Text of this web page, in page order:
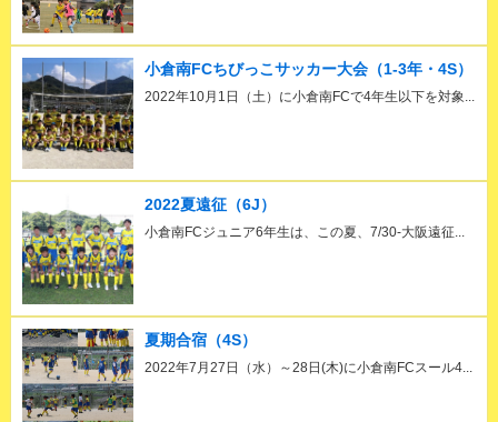
小倉南FCちびっこサッカー大会（1-3年・4S）
2022年10月1日（土）に小倉南FCで4年生以下を対象...
2022夏遠征（6J）
小倉南FCジュニア6年生は、この夏、7/30-大阪遠征...
夏期合宿（4S）
2022年7月27日（水）～28日(木)に小倉南FCスール4...